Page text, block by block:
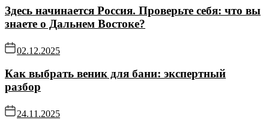
Здесь начинается Россия. Проверьте себя: что вы
знаете о Дальнем Востоке?
02.12.2025
Как выбрать веник для бани: экспертный
разбор
24.11.2025